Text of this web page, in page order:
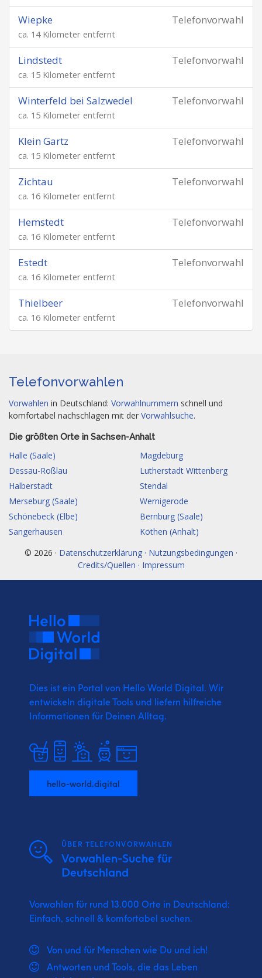
Telefonvorwahl
Wiepke
ca. 14 Kilometer entfernt
Telefonvorwahl
Lindstedt
ca. 15 Kilometer entfernt
Telefonvorwahl
Winterfeld bei Salzwedel
ca. 15 Kilometer entfernt
Telefonvorwahl
Klein Gartz
ca. 15 Kilometer entfernt
Telefonvorwahl
Zichtau
ca. 16 Kilometer entfernt
Telefonvorwahl
Hemstedt
ca. 16 Kilometer entfernt
Telefonvorwahl
Estedt
ca. 16 Kilometer entfernt
Telefonvorwahl
Thielbeer
ca. 16 Kilometer entfernt
Telefonvorwahlen
Vorwahlen in Deutschland: Vorwahlnummern schnell und
komfortabel nachschlagen mit der Vorwahlsuche.
Die größten Orte in Sachsen-Anhalt
Halle (Saale)
Magdeburg
Dessau-Roßlau
Lutherstadt Wittenberg
Halberstadt
Stendal
Merseburg (Saale)
Wernigerode
Schönebeck (Elbe)
Bernburg (Saale)
Sangerhausen
Köthen (Anhalt)
© 2026 · Datenschutzerklärung · Nutzungsbedingungen ·
Credits/Quellen · Impressum
Dies ist ein Portal von Hello World Digital. Wir
entwickeln digitale Tools und liefern hilfreiche
Informationen für Deinen Alltag.
hello-world.digital
ÜBER TELEFONVORWAHLEN
Vorwahlen-Suche für
Deutschland
Vorwahlen für rund 13.000 Orte in Deutschland:
Einfach, schnell & komfortabel suchen.
Von und für Menschen wie Du und ich!
Antworten und Tools, die das Leben